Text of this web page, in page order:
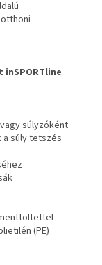
súlyzóként
a súly tetszés
(PE)